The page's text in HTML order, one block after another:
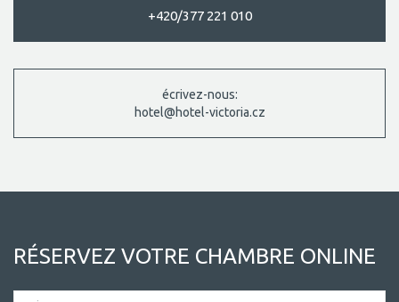
+420/377 221 010
écrivez-nous:
hotel@hotel-victoria.cz
RÉSERVEZ VOTRE CHAMBRE ONLINE